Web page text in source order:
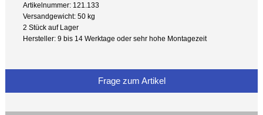
Artikelnummer: 121.133
Versandgewicht: 50 kg
2 Stück auf Lager
Hersteller: 9 bis 14 Werktage oder sehr hohe Montagezeit
Frage zum Artikel